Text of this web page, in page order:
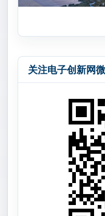
关注电子创新网